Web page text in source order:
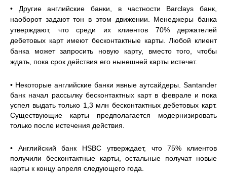
• Другие английские банки, в частности Barclays банк,
наоборот задают тон в этом движении. Менеджеры банка
утверждают, что среди их клиентов 70% держателей
дебетовых карт имеют бесконтактные карты. Любой клиент
банка может запросить новую карту, вместо того, чтобы
ждать, пока срок действия его нынешней карты истечет.
• Некоторые английские банки явные аутсайдеры. Santander
банк начал рассылку бесконтактных карт в феврале и пока
успел выдать только 1,3 млн бесконтактных дебетовых карт.
Существующие карты предполагается модернизировать
только после истечения действия.
• Английский банк HSBC утверждает, что 75% клиентов
получили бесконтактные карты, остальные получат новые
карты к концу апреля следующего года.